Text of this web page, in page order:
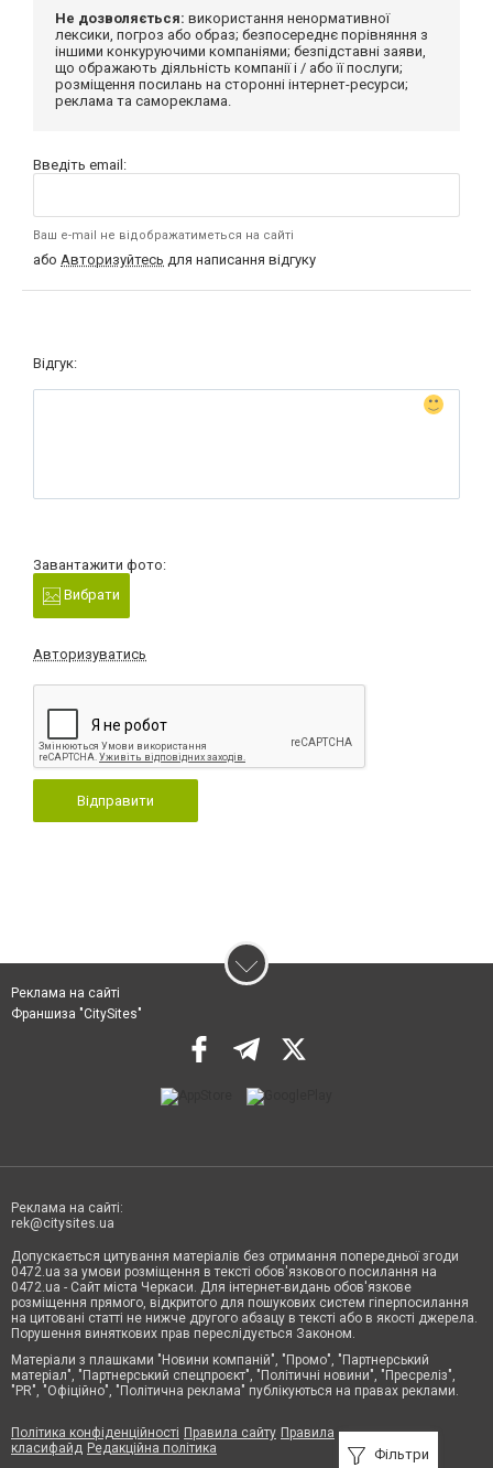
Не дозволяється: використання ненормативної
лексики, погроз або образ; безпосереднє порівняння з
іншими конкуруючими компаніями; безпідставні заяви,
що ображають діяльність компанії і / або її послуги;
розміщення посилань на сторонні інтернет-ресурси;
реклама та самореклама.
Введіть email:
Ваш e-mail не відображатиметься на сайті
або Авторизуйтесь для написання відгуку
Відгук:
Завантажити фото:
Вибрати
Авторизуватись
Відправити
Фільтри
Реклама на сайті
Франшиза "CitySites"
Реклама на сайті:
rek@citysites.ua
Допускається цитування матеріалів без отримання попередньої згоди
0472.ua за умови розміщення в тексті обов'язкового посилання на
0472.ua - Сайт міста Черкаси. Для інтернет-видань обов'язкове
розміщення прямого, відкритого для пошукових систем гіперпосилання
на цитовані статті не нижче другого абзацу в тексті або в якості джерела.
Порушення виняткових прав переслідується Законом.
Матеріали з плашками "Новини компаній", "Промо", "Партнерський
матеріал", "Партнерський спецпроєкт", "Політичні новини", "Пресреліз",
"PR", "Офіційно", "Політична реклама" публікуються на правах реклами.
Політика конфіденційності Правила сайту Правила
класифайд Редакційна політика